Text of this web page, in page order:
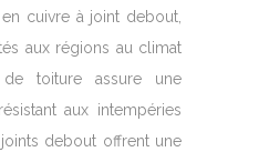
cuivre à joint debout,
aux régions au climat
toiture assure une
aux intempéries
debout offrent une